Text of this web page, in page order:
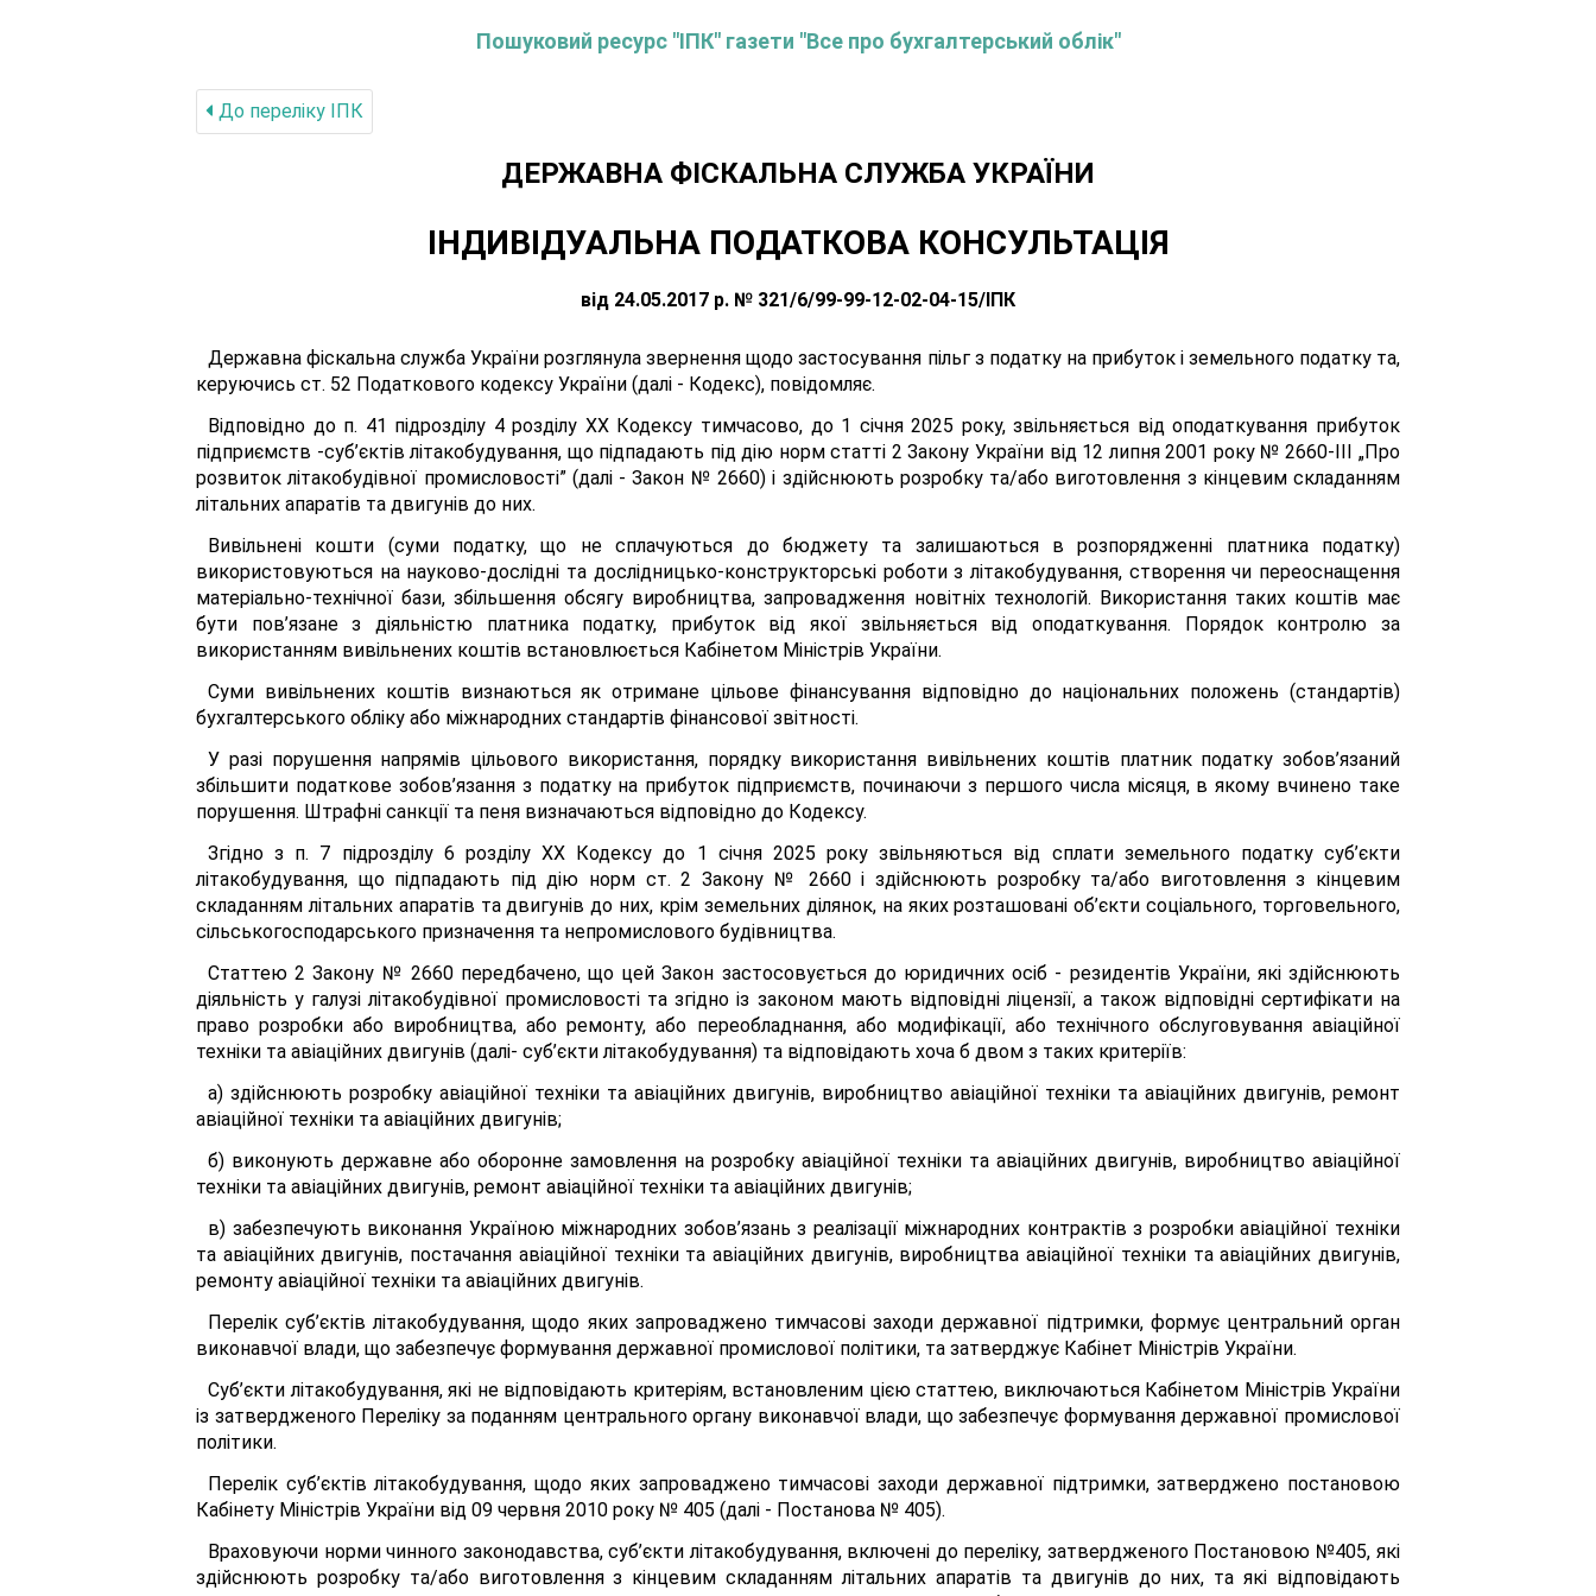
Пошуковий ресурс "ІПК" газети "Все про бухгалтерський облік"
До переліку IПК
ДЕРЖАВНА ФІСКАЛЬНА СЛУЖБА УКРАЇНИ
ІНДИВІДУАЛЬНА ПОДАТКОВА КОНСУЛЬТАЦІЯ
від 24.05.2017 р. № 321/6/99-99-12-02-04-15/ІПК
Державна фіскальна служба України розглянула звернення щодо застосування пільг з податку на прибуток і земельного податку та,
керуючись ст. 52 Податкового кодексу України (далі - Кодекс), повідомляє.
Відповідно до п. 41 підрозділу 4 розділу XX Кодексу тимчасово, до 1 січня 2025 року, звільняється від оподаткування прибуток
підприємств -суб’єктів літакобудування, що підпадають під дію норм статті 2 Закону України від 12 липня 2001 року № 2660-ІІІ „Про
розвиток літакобудівної промисловості” (далі - Закон № 2660) і здійснюють розробку та/або виготовлення з кінцевим складанням
літальних апаратів та двигунів до них.
Вивільнені кошти (суми податку, що не сплачуються до бюджету та залишаються в розпорядженні платника податку)
використовуються на науково-дослідні та дослідницько-конструкторські роботи з літакобудування, створення чи переоснащення
матеріально-технічної бази, збільшення обсягу виробництва, запровадження новітніх технологій. Використання таких коштів має
бути пов’язане з діяльністю платника податку, прибуток від якої звільняється від оподаткування. Порядок контролю за
використанням вивільнених коштів встановлюється Кабінетом Міністрів України.
Суми вивільнених коштів визнаються як отримане цільове фінансування відповідно до національних положень (стандартів)
бухгалтерського обліку або міжнародних стандартів фінансової звітності.
У разі порушення напрямів цільового використання, порядку використання вивільнених коштів платник податку зобов’язаний
збільшити податкове зобов’язання з податку на прибуток підприємств, починаючи з першого числа місяця, в якому вчинено таке
порушення. Штрафні санкції та пеня визначаються відповідно до Кодексу.
Згідно з п. 7 підрозділу 6 розділу XX Кодексу до 1 січня 2025 року звільняються від сплати земельного податку суб’єкти
літакобудування, що підпадають під дію норм ст. 2 Закону № 2660 і здійснюють розробку та/або виготовлення з кінцевим
складанням літальних апаратів та двигунів до них, крім земельних ділянок, на яких розташовані об’єкти соціального, торговельного,
сільськогосподарського призначення та непромислового будівництва.
Статтею 2 Закону № 2660 передбачено, що цей Закон застосовується до юридичних осіб - резидентів України, які здійснюють
діяльність у галузі літакобудівної промисловості та згідно із законом мають відповідні ліцензії, а також відповідні сертифікати на
право розробки або виробництва, або ремонту, або переобладнання, або модифікації, або технічного обслуговування авіаційної
техніки та авіаційних двигунів (далі- суб’єкти літакобудування) та відповідають хоча б двом з таких критеріїв:
а) здійснюють розробку авіаційної техніки та авіаційних двигунів, виробництво авіаційної техніки та авіаційних двигунів, ремонт
авіаційної техніки та авіаційних двигунів;
б) виконують державне або оборонне замовлення на розробку авіаційної техніки та авіаційних двигунів, виробництво авіаційної
техніки та авіаційних двигунів, ремонт авіаційної техніки та авіаційних двигунів;
в) забезпечують виконання Україною міжнародних зобов’язань з реалізації міжнародних контрактів з розробки авіаційної техніки
та авіаційних двигунів, постачання авіаційної техніки та авіаційних двигунів, виробництва авіаційної техніки та авіаційних двигунів,
ремонту авіаційної техніки та авіаційних двигунів.
Перелік суб’єктів літакобудування, щодо яких запроваджено тимчасові заходи державної підтримки, формує центральний орган
виконавчої влади, що забезпечує формування державної промислової політики, та затверджує Кабінет Міністрів України.
Суб’єкти літакобудування, які не відповідають критеріям, встановленим цією статтею, виключаються Кабінетом Міністрів України
із затвердженого Переліку за поданням центрального органу виконавчої влади, що забезпечує формування державної промислової
політики.
Перелік суб’єктів літакобудування, щодо яких запроваджено тимчасові заходи державної підтримки, затверджено постановою
Кабінету Міністрів України від 09 червня 2010 року № 405 (далі - Постанова № 405).
Враховуючи норми чинного законодавства, суб’єкти літакобудування, включені до переліку, затвердженого Постановою №405, які
здійснюють розробку та/або виготовлення з кінцевим складанням літальних апаратів та двигунів до них, та які відповідають